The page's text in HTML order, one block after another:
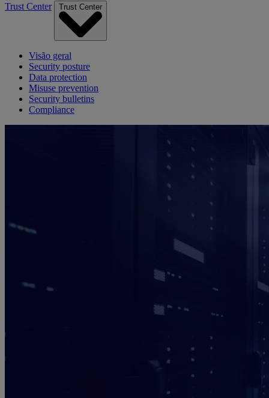
Trust Center Trust Center
Visão geral
Security posture
Data protection
Misuse prevention
Security bulletins
Compliance